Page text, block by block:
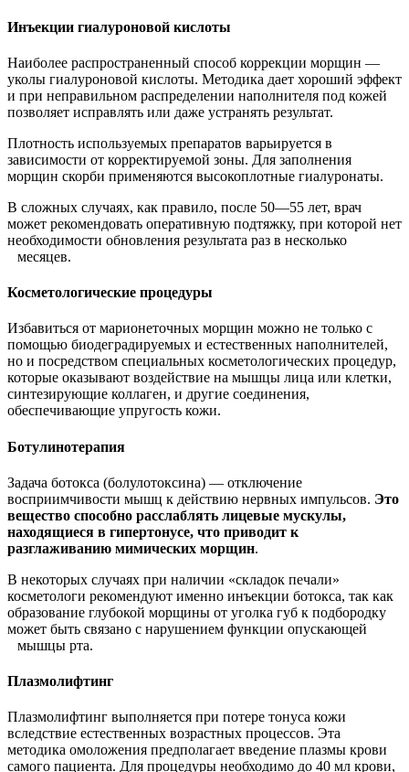
Инъекции гиалуроновой кислоты
Наиболее распространенный способ коррекции морщин —
уколы гиалуроновой кислоты. Методика дает хороший эффект
и при неправильном распределении наполнителя под кожей
позволяет исправлять или даже устранять результат.
Плотность используемых препаратов варьируется в
зависимости от корректируемой зоны. Для заполнения
морщин скорби применяются высокоплотные гиалуронаты.
В сложных случаях, как правило, после 50—55 лет, врач
может рекомендовать оперативную подтяжку, при которой нет
необходимости обновления результата раз в несколько
месяцев.
Косметологические процедуры
Избавиться от марионеточных морщин можно не только с
помощью биодеградируемых и естественных наполнителей,
но и посредством специальных косметологических процедур,
которые оказывают воздействие на мышцы лица или клетки,
синтезирующие коллаген, и другие соединения,
обеспечивающие упругость кожи.
Ботулинотерапия
Задача ботокса (болулотоксина) — отключение
восприимчивости мышц к действию нервных импульсов. Это
вещество способно расслаблять лицевые мускулы,
находящиеся в гипертонусе, что приводит к
разглаживанию мимических морщин.
В некоторых случаях при наличии «складок печали»
косметологи рекомендуют именно инъекции ботокса, так как
образование глубокой морщины от уголка губ к подбородку
может быть связано с нарушением функции опускающей
мышцы рта.
Плазмолифтинг
Плазмолифтинг выполняется при потере тонуса кожи
вследствие естественных возрастных процессов. Эта
методика омоложения предполагает введение плазмы крови
самого пациента. Для процедуры необходимо до 40 мл крови,